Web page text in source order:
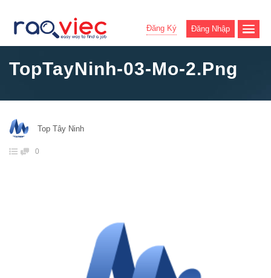
Đăng Ký Đăng Nhập
TopTayNinh-03-Mo-2.png
Top Tây Ninh
0